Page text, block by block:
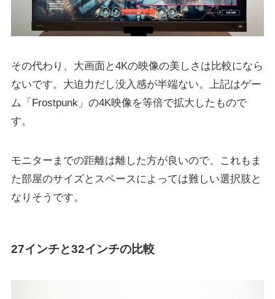
その代わり、大画面と4Kの映像の美しさは比較になら
ないです。大迫力だし没入感が半端ない。上記はゲー
ム「Frostpunk」の4K映像を等倍で拡大したもので
す。
モニターまでの距離は離した方が良いので、これもま
た部屋のサイズとスペースによっては難しい選択肢と
なりそうです。
27インチと32インチの比較